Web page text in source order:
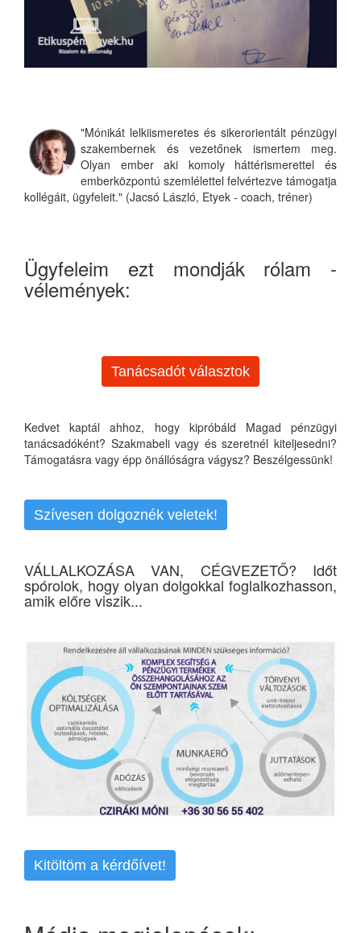
"Mónikát lelkiismeretes és sikerorientált pénzügyi
szakembernek és vezetőnek ismertem meg.
Olyan ember aki komoly háttérismerettel és
emberközpontú szemlélettel felvértezve támogatja
kollégáit, ügyfeleit." (Jacsó László, Etyek - coach, tréner)
Ügyfeleim ezt mondják rólam -
vélemények:
Tanácsadót választok
Kedvet kaptál ahhoz, hogy kipróbáld Magad pénzügyi
tanácsadóként? Szakmabeli vagy és szeretnél kiteljesedni?
Támogatásra vagy épp önállóságra vágysz? Beszélgessünk!
Szívesen dolgoznék veletek!
VÁLLALKOZÁSA VAN, CÉGVEZETŐ? Időt
spórolok, hogy olyan dolgokkal foglalkozhasson,
amik előre viszik...
Kitöltöm a kérdőívet!